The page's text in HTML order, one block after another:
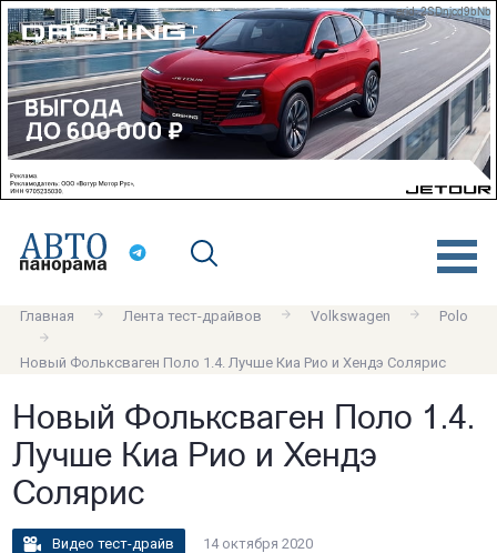
erid: 2SDnjcd9bNb
Главная Лента тест-драйвов Volkswagen Polo
Новый Фольксваген Поло 1.4. Лучше Киа Рио и Хендэ Солярис
Новый Фольксваген Поло 1.4.
Лучше Киа Рио и Хендэ
Солярис
Видео тест-драйв 14 октября 2020